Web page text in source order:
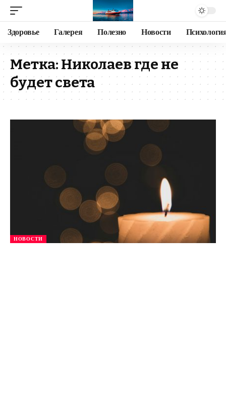
Здоровье Галерея Полезно Новости
Метка: Николаев где не
будет света
НОВОСТИ